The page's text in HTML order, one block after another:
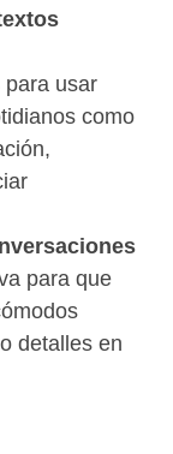
para usar
como
para que
detalles en